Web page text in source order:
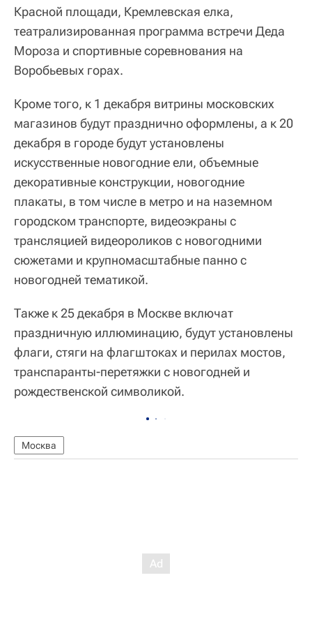
Красной площади, Кремлевская елка,
театрализированная программа встречи Деда
Мороза и спортивные соревнования на
Воробьевых горах.
Кроме того, к 1 декабря витрины московских
магазинов будут празднично оформлены, а к 20
декабря в городе будут установлены
искусственные новогодние ели, объемные
декоративные конструкции, новогодние
плакаты, в том числе в метро и на наземном
городском транспорте, видеоэкраны с
трансляцией видеороликов с новогодними
сюжетами и крупномасштабные панно с
новогодней тематикой.
Также к 25 декабря в Москве включат
праздничную иллюминацию, будут установлены
флаги, стяги на флагштоках и перилах мостов,
транспаранты-перетяжки с новогодней и
рождественской символикой.
Москва